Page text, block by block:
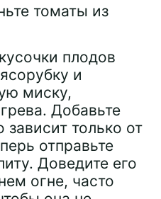
плодов
и
миску,
Добавьте
зависит только от
отправьте
Доведите его
огне, часто